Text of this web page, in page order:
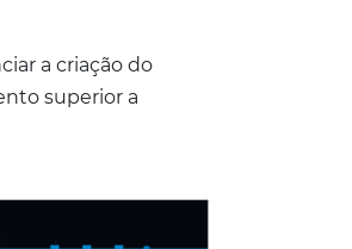
a criação do
superior a